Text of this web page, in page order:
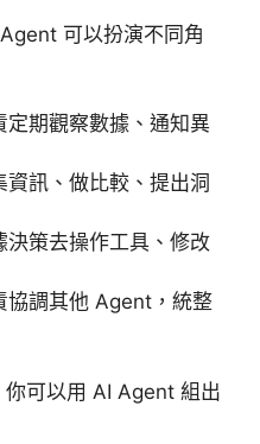
可以扮演不同角
期觀察數據、通知異
訊、做比較、提出洞
策去操作工具、修改
協調其他 Agent，統整
可以用 AI Agent 組出